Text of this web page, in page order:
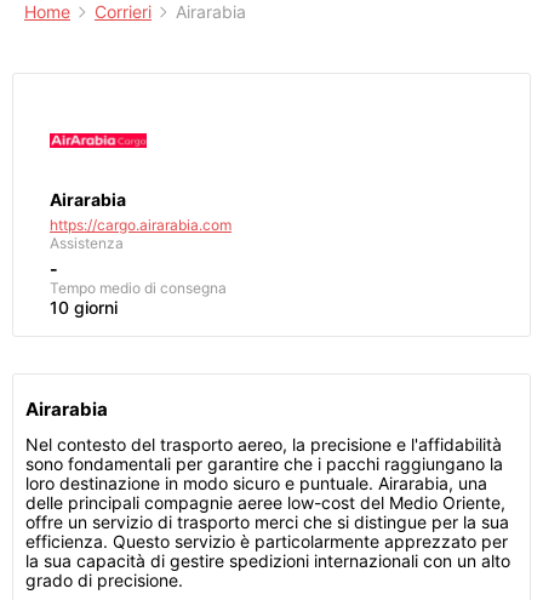
Home Corrieri Airarabia
Airarabia
https://cargo.airarabia.com
Assistenza
-
Tempo medio di consegna
10 giorni
Airarabia
Nel contesto del trasporto aereo, la precisione e l'affidabilità
sono fondamentali per garantire che i pacchi raggiungano la
loro destinazione in modo sicuro e puntuale. Airarabia, una
delle principali compagnie aeree low-cost del Medio Oriente,
offre un servizio di trasporto merci che si distingue per la sua
efficienza. Questo servizio è particolarmente apprezzato per
la sua capacità di gestire spedizioni internazionali con un alto
grado di precisione.